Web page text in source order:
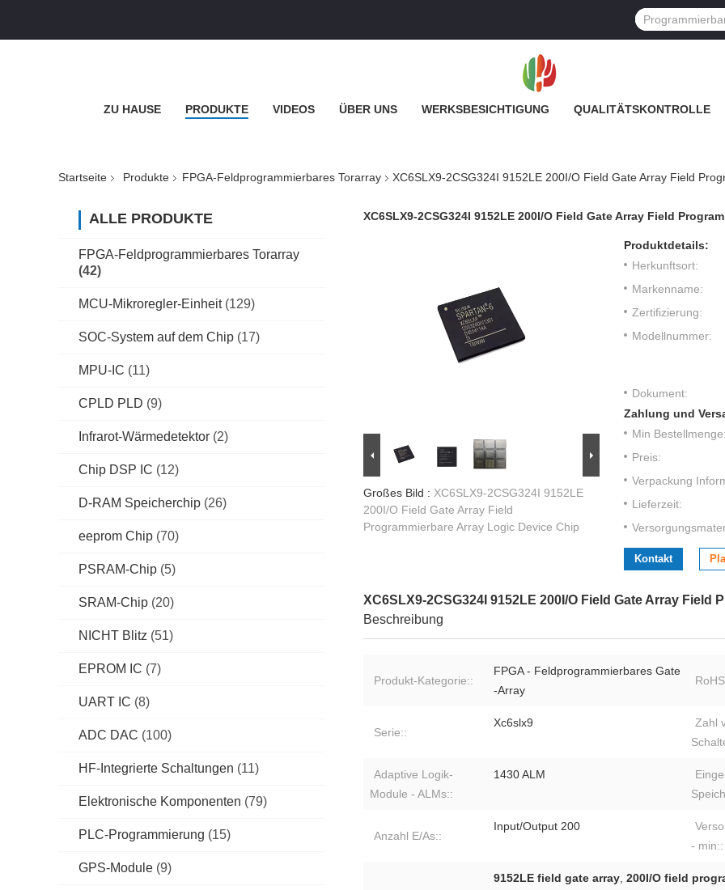
ZU HAUSE PRODUKTE VIDEOS ÜBER UNS WERKSBESICHTIGUNG QUALITÄTSKONTROLLE
Startseite Produkte FPGA-Feldprogrammierbares Torarray XC6SLX9-2CSG324I 9152LE 200I/O Field Gate Array Field
ALLE PRODUKTE
FPGA-Feldprogrammierbares Torarray
(42)
MCU-Mikroregler-Einheit (129)
SOC-System auf dem Chip (17)
MPU-IC (11)
CPLD PLD (9)
Infrarot-Wärmedetektor (2)
Chip DSP IC (12)
D-RAM Speicherchip (26)
eeprom Chip (70)
PSRAM-Chip (5)
SRAM-Chip (20)
NICHT Blitz (51)
EPROM IC (7)
UART IC (8)
ADC DAC (100)
HF-Integrierte Schaltungen (11)
Elektronische Komponenten (79)
PLC-Programmierung (15)
GPS-Module (9)
XC6SLX9-2CSG324I 9152LE 200I/O Field Gate Array Field
Großes Bild : XC6SLX9-2CSG324I 9152LE
200I/O Field Gate Array Field
Programmierbare Array Logic Device Chip
Produktdetails:
Herkunftsort:
Markenname:
Zertifizierung:
Modellnummer:
Dokument:
Zahlung und
Min Bestellmenge:
Preis:
Verpackung
Lieferzeit:
Kontakt
XC6SLX9-2CSG324I 9152LE 200I/O Field Gate Array
Beschreibung
Produkt-Kategorie::
FPGA - Feldprogrammierbares Gate
-Array
Serie::
Xc6slx9
Zahl
Adaptive Logik-
Module - ALMs::
1430 ALM
Anzahl E/As::
Input/Output 200
- min::
9152LE field gate array, 200I/O field